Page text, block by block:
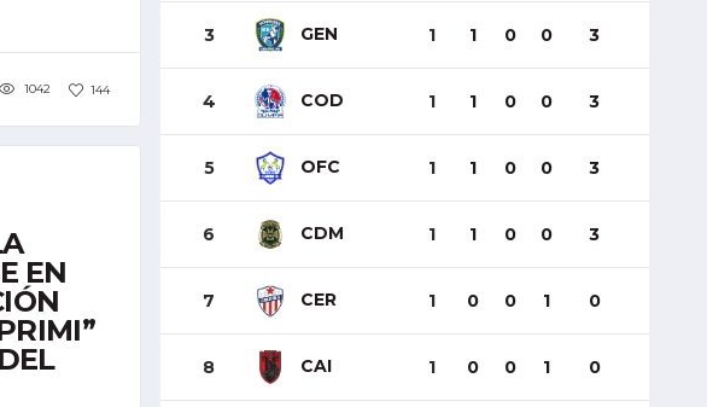
1042 144
EN
3 GEN 1 1 0 0 3
4 COD 1 1 0 0 3
5 OFC 1 1 0 0 3
6 CDM 1 1 0 0 3
7 CER 1 0 0 1 0
8 CAI 1 0 0 1 0